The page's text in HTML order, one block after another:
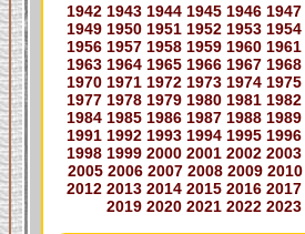
1942 1943 1944 1945 1946 1947
1949 1950 1951 1952 1953 1954
1956 1957 1958 1959 1960 1961
1963 1964 1965 1966 1967 1968
1970 1971 1972 1973 1974 1975
1977 1978 1979 1980 1981 1982
1984 1985 1986 1987 1988 1989
1991 1992 1993 1994 1995 1996
1998 1999 2000 2001 2002 2003
2005 2006 2007 2008 2009 2010
2012 2013 2014 2015 2016 2017
2019 2020 2021 2022 2023